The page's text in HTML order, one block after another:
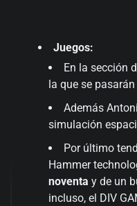
Juegos:
En la sección
la que se
Además
simulación
Por último
Hammer
noventa y de un
incluso, el DIV